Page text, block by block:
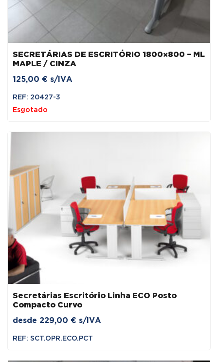
SECRETÁRIAS DE ESCRITÓRIO 1800×800 – ML
MAPLE / CINZA
125,00 € s/IVA
REF: 20427-3
Esgotado
Secretárias Escritório Linha ECO Posto
Compacto Curvo
desde 229,00 € s/IVA
REF: SCT.OPR.ECO.PCT